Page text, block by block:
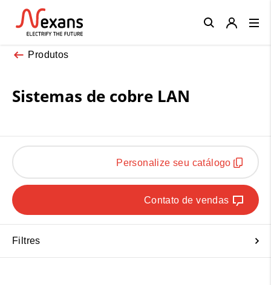
Produtos
Sistemas de cobre LAN
Personalize seu catálogo
Contato de vendas
Filtres
Close